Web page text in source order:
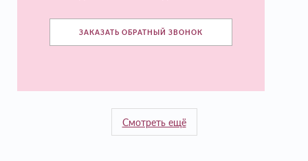
ЗАКАЗАТЬ ОБРАТНЫЙ ЗВОНОК
Смотреть ещё